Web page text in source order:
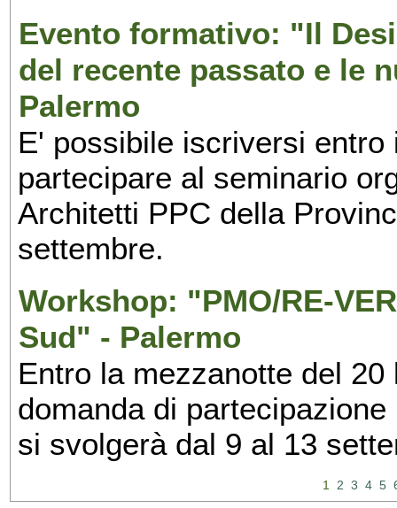
Evento formativo: "Il
del recente passato e le
Palermo
E' possibile iscriversi
partecipare al seminario
Architetti PPC della
settembre.
Workshop: "PMO/RE-
Sud" - Palermo
Entro la mezzanotte del
domanda di
si svolgerà dal 9 al 13
1 2 3 4 5